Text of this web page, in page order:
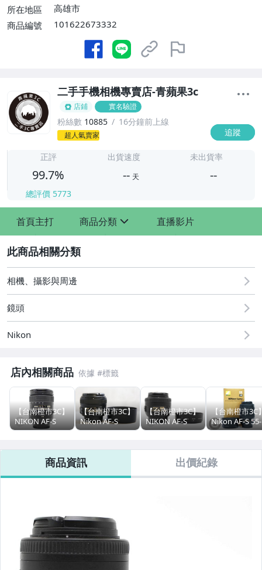
所在地區
高雄市
商品編號
101622673332
二手手機相機專賣店-青蘋果3c
店鋪 實名驗證
粉絲數 10885 16分鐘前上線
超人氣賣家 追蹤
-
正評
99.7%
總評價 5773
出貨速度
-- 天
未出貨率
--
首頁主打 商品分類
【APPLE】二手iPhone Air
【APPLE】二手iPhone 17
【APPLE】二手iPhone 16 / Plus
【APPLE】二手iPhone 15 Pro / Max
【APPLE】二手iPhone 15 / Plus
直播影片
相機、攝影與周邊
鏡頭
Nikon
店內相關商品
【台南橙市3C】
NIKON AF-S
NIKKOR 16-
G ED DX 二手鏡
頭#87521
【台南橙市3C】
Nikon AF-S
50mm F1.8 G 人
#100123
【台南橙市3C】
NIKON AF-S
NIKKOR 35MM
鏡頭 #105691
【台南橙市3C
Nikon AF-S 55-
200mm f4-
手鏡頭#90604
商品資訊 出價紀錄